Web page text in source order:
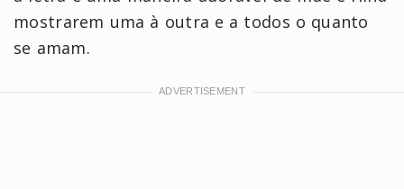
mostrarem uma à outra e a todos o quanto
se amam.